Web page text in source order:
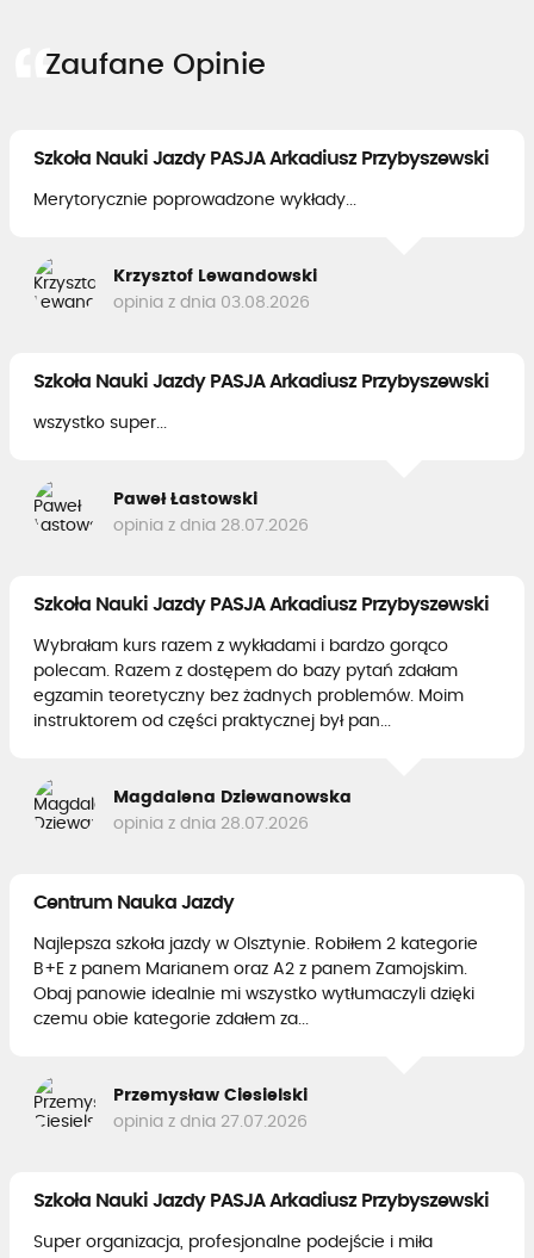
Zaufane Opinie
Szkoła Nauki Jazdy PASJA Arkadiusz Przybyszewski
Merytorycznie poprowadzone wykłady...
Krzysztof Lewandowski
opinia z dnia 03.08.2026
Szkoła Nauki Jazdy PASJA Arkadiusz Przybyszewski
wszystko super...
Paweł Łastowski
opinia z dnia 28.07.2026
Szkoła Nauki Jazdy PASJA Arkadiusz Przybyszewski
Wybrałam kurs razem z wykładami i bardzo gorąco
polecam. Razem z dostępem do bazy pytań zdałam
egzamin teoretyczny bez żadnych problemów. Moim
instruktorem od części praktycznej był pan...
Magdalena Dziewanowska
opinia z dnia 28.07.2026
Centrum Nauka Jazdy
Najlepsza szkoła jazdy w Olsztynie. Robiłem 2 kategorie
B+E z panem Marianem oraz A2 z panem Zamojskim.
Obaj panowie idealnie mi wszystko wytłumaczyli dzięki
czemu obie kategorie zdałem za...
Przemysław Ciesielski
opinia z dnia 27.07.2026
Szkoła Nauki Jazdy PASJA Arkadiusz Przybyszewski
Super organizacja, profesjonalne podejście i miła